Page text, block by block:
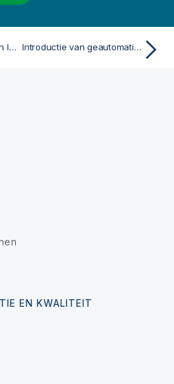
Qlik Cloud Rapportage en lettertype-ondersteuning Introductie van geautomatiseerde machine learning
EN KWALITEIT